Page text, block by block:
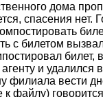
дома
спасения нет.
с билетом
билет,
и удалился
филиала вести
файлу)